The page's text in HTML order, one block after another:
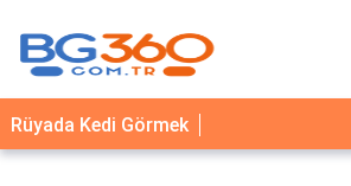
YEMEK
TARİFLERİ
Rüyada Kedi Görmek